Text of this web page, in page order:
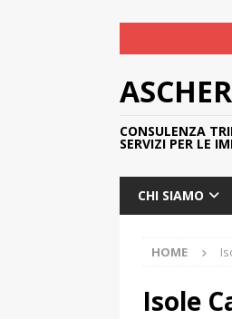
CONSULENZA
SERVIZI PER LE
CHI SIAMO
HOME
Isole